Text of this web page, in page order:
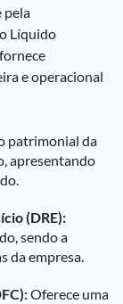
pela
Líquido
e operacional
patrimonial da
apresentando
(DRE):
sendo a
da empresa.
Oferece uma